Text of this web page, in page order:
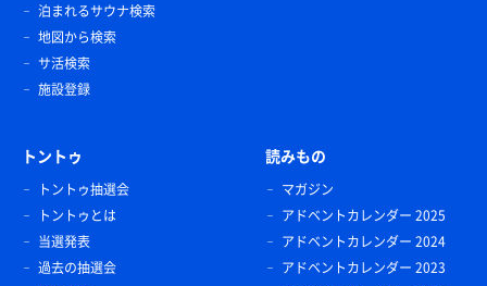
泊まれるサウナ検索
地図から検索
サ活検索
施設登録
トントゥ
トントゥ抽選会
トントゥとは
当選発表
過去の抽選会
読みもの
マガジン
アドベントカレンダー 2025
アドベントカレンダー 2024
アドベントカレンダー 2023